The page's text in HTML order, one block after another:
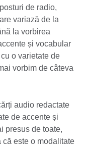
de radio,
variază de la
la vorbirea
și vocabular
o varietate de
vorbim de câteva
audio redactate
de accente și
presus de toate,
că este o modalitate